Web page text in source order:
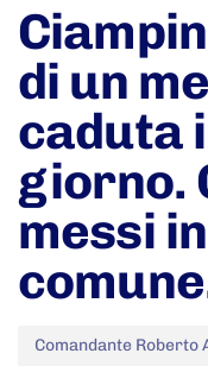
di un
caduta
giorno.
messi
Comandante Roberto